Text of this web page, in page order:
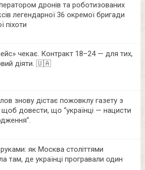
дронів та роботизованих
легендарної 36 окремої бригади
піхоти
чекає. Контракт 18–24 — для тих,
діяти. 🇺🇦
знову дістає пожовклу газету з
щоб довести, що “українці — нацисти
як Москва століттями
там, де українці програвали один